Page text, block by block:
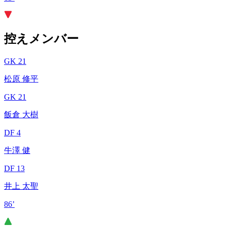
控えメンバー
GK 21
松原 修平
GK 21
飯倉 大樹
DF 4
牛澤 健
DF 13
井上 太聖
86’